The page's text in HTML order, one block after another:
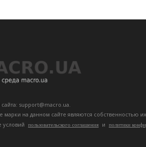
support@macro.ua.
марки на данном сайте являются собственностью
условий
пользовательского соглашения и политики